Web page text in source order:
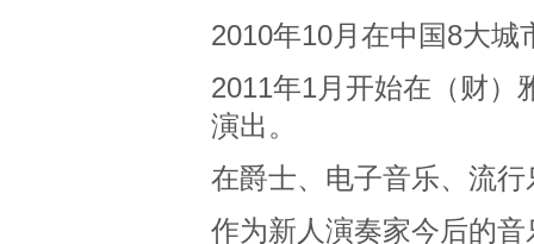
2010年10月在中国8大
2011年1月开始在（财）
演出。
在爵士、电子音乐、流
作为新人演奏家今后的